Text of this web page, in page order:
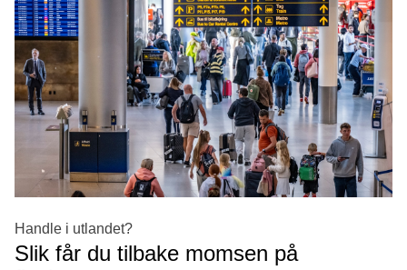
Handle i utlandet?
Slik får du tilbake momsen på